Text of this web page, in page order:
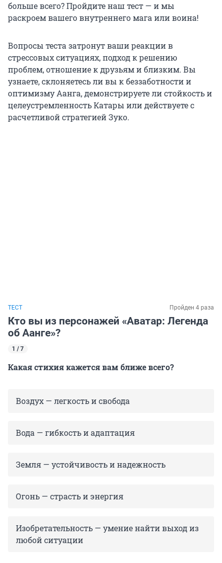
больше всего? Пройдите наш тест — и мы
раскроем вашего внутреннего мага или воина!
Вопросы теста затронут ваши реакции в
стрессовых ситуациях, подход к решению
проблем, отношение к друзьям и близким. Вы
узнаете, склоняетесь ли вы к беззаботности и
оптимизму Аанга, демонстрируете ли стойкость и
целеустремленность Катары или действуете с
расчетливой стратегией Зуко.
ТЕСТ Пройден 4 раза
Кто вы из персонажей «Аватар: Легенда
об Аанге»?
1 / 7
Какая стихия кажется вам ближе всего?
Воздух — легкость и свобода
Вода — гибкость и адаптация
Земля — устойчивость и надежность
Огонь — страсть и энергия
Изобретательность — умение найти выход из
любой ситуации